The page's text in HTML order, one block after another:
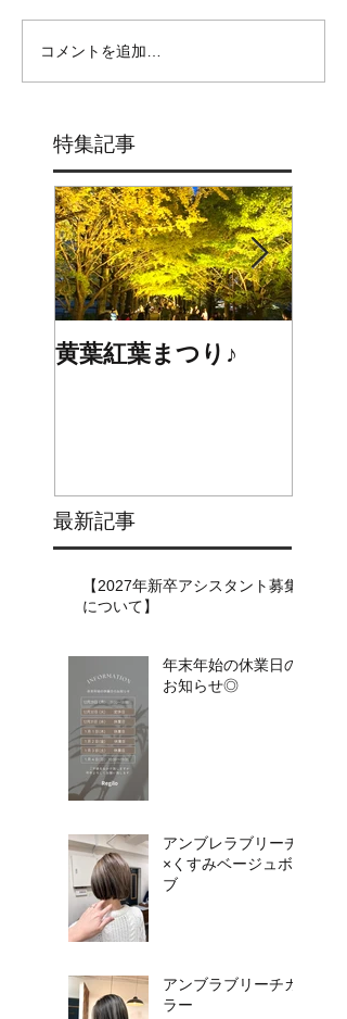
コメントを追加…
特集記事
黄葉紅葉まつり♪
最新記事
【2027年新卒アシスタント募集
について】​​
年末年始の休業日の
お知らせ◎
アンブレラブリーチ
×くすみベージュボ
ブ
アンブラブリーチカ
ラー